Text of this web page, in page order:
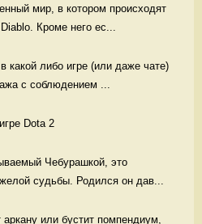
мир, в котором происходят
Кроме него ес...
какой либо игре (или даже чате)
с соблюдением ...
Dota 2
Чебурашкой, это
судьбы. Родился он дав...
аркану или бустит помпендиум,